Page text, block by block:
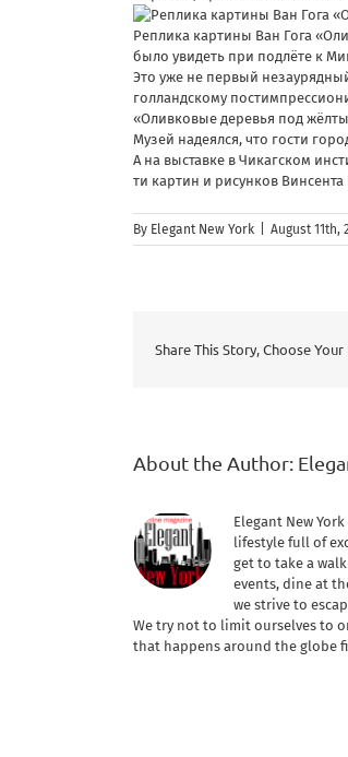
Реплика картины Ван Гога
было увидеть при подлёте к
Это уже не первый
голландскому
«Оливковые деревья под
Музей надеялся, что гости
А на выставке в Чикагском
ти картин и рисунков
By Elegant New York August 11th,
Share This Story, Choose
About the Author:
Elegant New
lifestyle full of
get to take a
events, dine at
we strive to
We try not to limit ourselves to
that happens around the globe